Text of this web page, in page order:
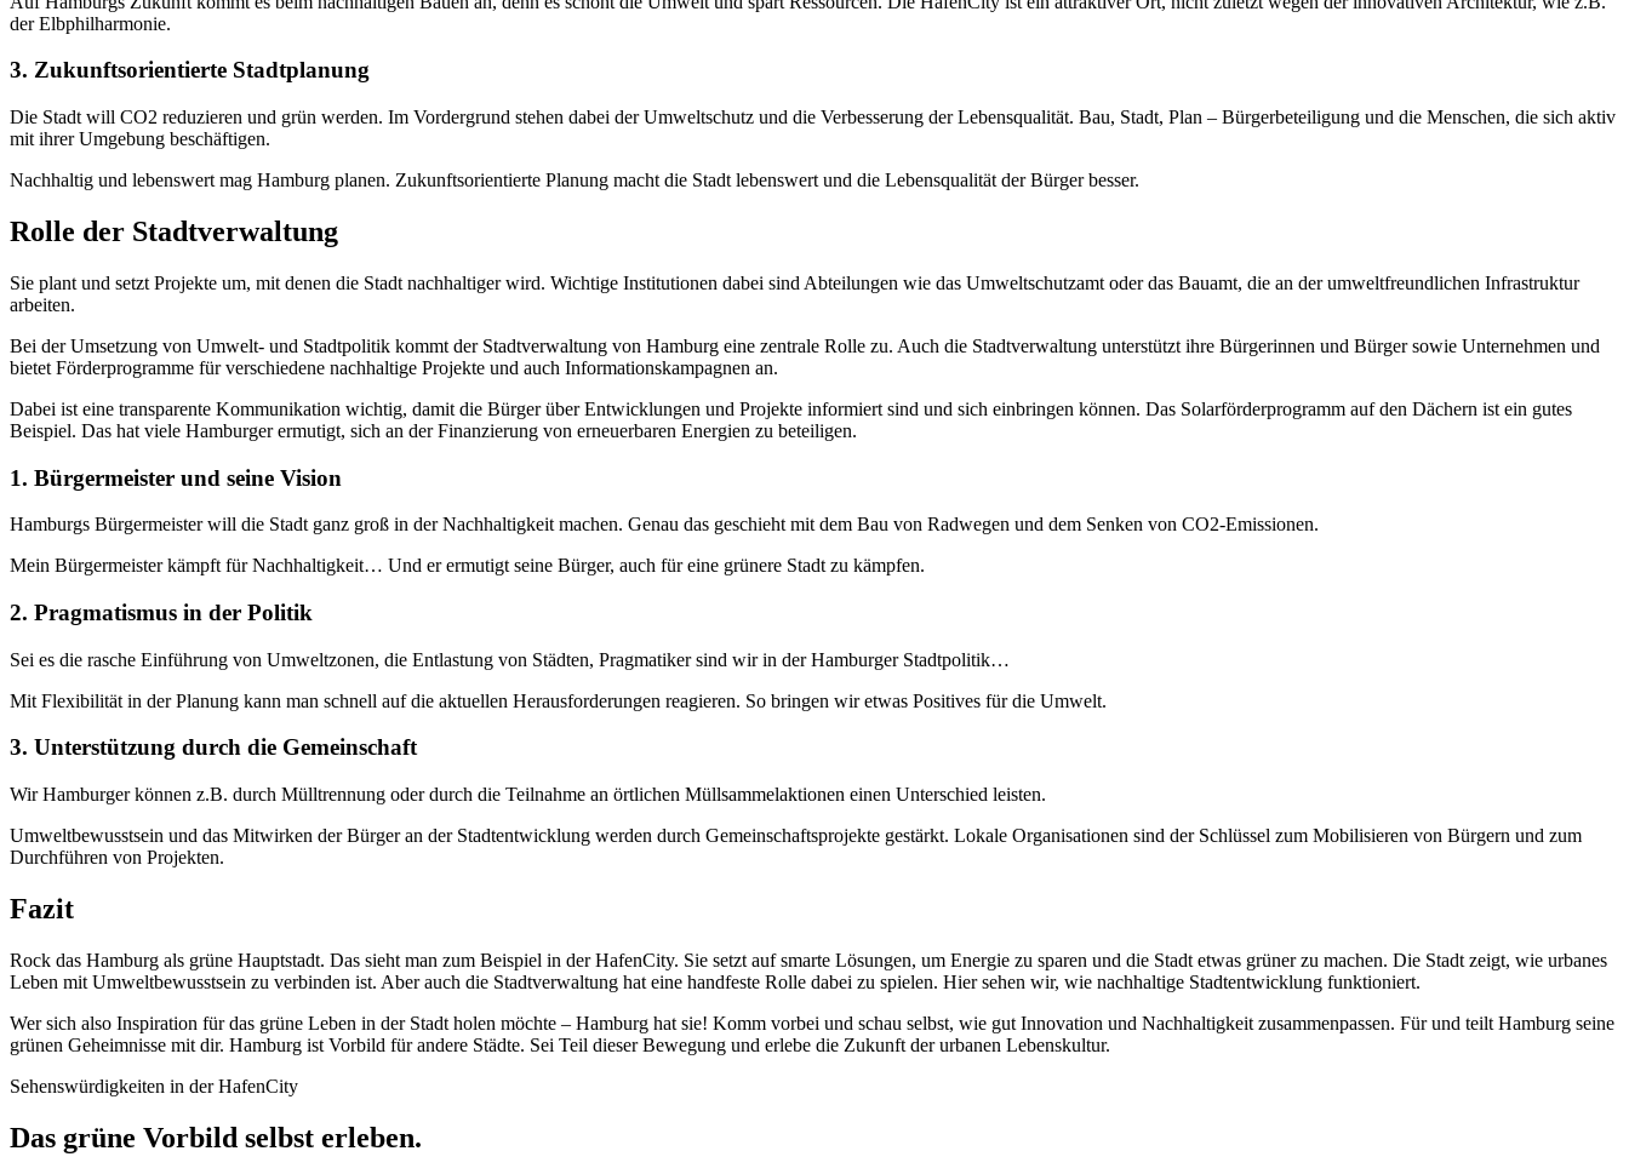
der Elbphilharmonie.
3. Zukunftsorientierte Stadtplanung
Die Stadt will CO2 reduzieren und grün werden. Im Vordergrund stehen dabei der Umweltschutz und die Verbesserung der Lebensqualität. Bau, Stadt, Plan – Bürgerbeteiligung und die Menschen, die sich aktiv
mit ihrer Umgebung beschäftigen.
Nachhaltig und lebenswert mag Hamburg planen. Zukunftsorientierte Planung macht die Stadt lebenswert und die Lebensqualität der Bürger besser.
Rolle der Stadtverwaltung
Sie plant und setzt Projekte um, mit denen die Stadt nachhaltiger wird. Wichtige Institutionen dabei sind Abteilungen wie das Umweltschutzamt oder das Bauamt, die an der umweltfreundlichen Infrastruktur
arbeiten.
Bei der Umsetzung von Umwelt- und Stadtpolitik kommt der Stadtverwaltung von Hamburg eine zentrale Rolle zu. Auch die Stadtverwaltung unterstützt ihre Bürgerinnen und Bürger sowie Unternehmen und
bietet Förderprogramme für verschiedene nachhaltige Projekte und auch Informationskampagnen an.
Dabei ist eine transparente Kommunikation wichtig, damit die Bürger über Entwicklungen und Projekte informiert sind und sich einbringen können. Das Solarförderprogramm auf den Dächern ist ein gutes
Beispiel. Das hat viele Hamburger ermutigt, sich an der Finanzierung von erneuerbaren Energien zu beteiligen.
1. Bürgermeister und seine Vision
Hamburgs Bürgermeister will die Stadt ganz groß in der Nachhaltigkeit machen. Genau das geschieht mit dem Bau von Radwegen und dem Senken von CO2-Emissionen.
Mein Bürgermeister kämpft für Nachhaltigkeit… Und er ermutigt seine Bürger, auch für eine grünere Stadt zu kämpfen.
2. Pragmatismus in der Politik
Sei es die rasche Einführung von Umweltzonen, die Entlastung von Städten, Pragmatiker sind wir in der Hamburger Stadtpolitik…
Mit Flexibilität in der Planung kann man schnell auf die aktuellen Herausforderungen reagieren. So bringen wir etwas Positives für die Umwelt.
3. Unterstützung durch die Gemeinschaft
Wir Hamburger können z.B. durch Mülltrennung oder durch die Teilnahme an örtlichen Müllsammelaktionen einen Unterschied leisten.
Umweltbewusstsein und das Mitwirken der Bürger an der Stadtentwicklung werden durch Gemeinschaftsprojekte gestärkt. Lokale Organisationen sind der Schlüssel zum Mobilisieren von Bürgern und zum
Durchführen von Projekten.
Fazit
Rock das Hamburg als grüne Hauptstadt. Das sieht man zum Beispiel in der HafenCity. Sie setzt auf smarte Lösungen, um Energie zu sparen und die Stadt etwas grüner zu machen. Die Stadt zeigt, wie urbanes
Leben mit Umweltbewusstsein zu verbinden ist. Aber auch die Stadtverwaltung hat eine handfeste Rolle dabei zu spielen. Hier sehen wir, wie nachhaltige Stadtentwicklung funktioniert.
Wer sich also Inspiration für das grüne Leben in der Stadt holen möchte – Hamburg hat sie! Komm vorbei und schau selbst, wie gut Innovation und Nachhaltigkeit zusammenpassen. Für und teilt Hamburg seine
grünen Geheimnisse mit dir. Hamburg ist Vorbild für andere Städte. Sei Teil dieser Bewegung und erlebe die Zukunft der urbanen Lebenskultur.
Sehenswürdigkeiten in der HafenCity
Das grüne Vorbild selbst erleben.